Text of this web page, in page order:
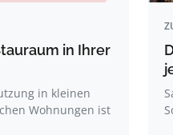
in Ihrer
in kleinen
Wohnungen ist